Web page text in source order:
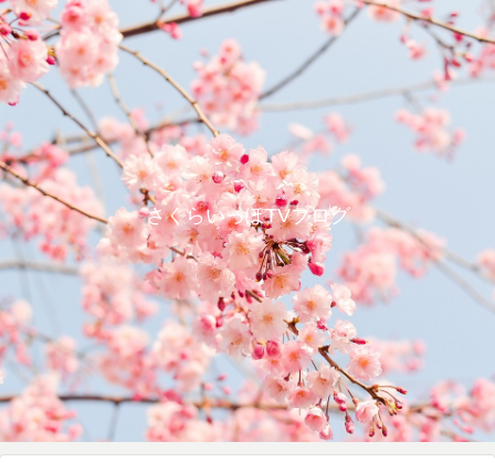
さくらいっぽTVブログ